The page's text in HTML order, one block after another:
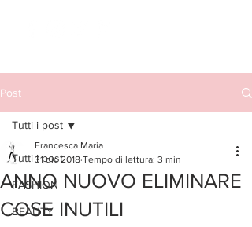
Post
Tutti i post
FASHION
BEAUTY
Tutti i post
ANNO NUOVO ELIMINARE
COSE INUTILI
Francesca Maria
31 dic 2018 Tempo di lettura: 3 min